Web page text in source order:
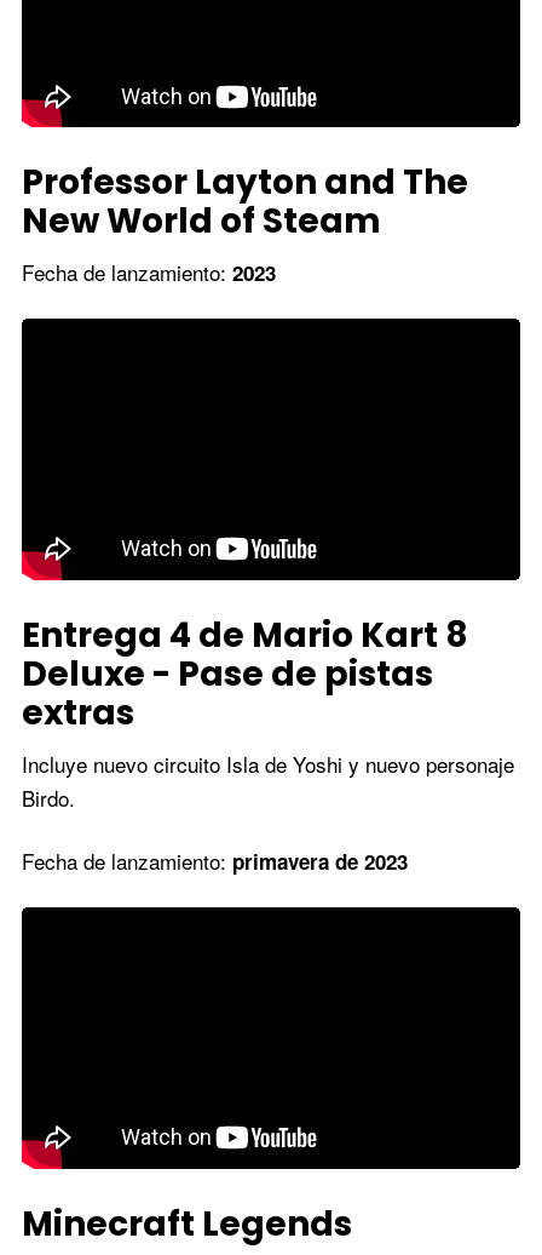
Professor Layton and The
New World of Steam
Fecha de lanzamiento: 2023
Entrega 4 de Mario Kart 8
Deluxe - Pase de pistas
extras
Incluye nuevo circuito Isla de Yoshi y nuevo personaje
Birdo.
Fecha de lanzamiento: primavera de 2023
Minecraft Legends